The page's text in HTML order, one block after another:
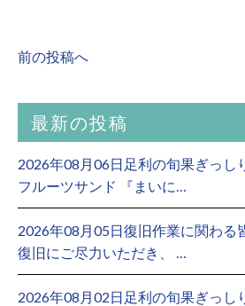
前の投稿へ
最新の投稿
2026年08月06日足利の旬果ぎっし
フルーツサンド 『まいに…
2026年08月05日復旧作業に関わる
復旧にご尽力いただき、 …
2026年08月02日足利の旬果ぎっし